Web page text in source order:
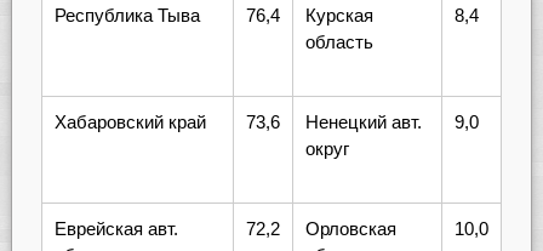
Республика Тыва 76,4
Курская
область
8,4
Хабаровский край 73,6
Ненецкий авт.
округ
9,0
Еврейская авт.
72,2
Орловская
10,0